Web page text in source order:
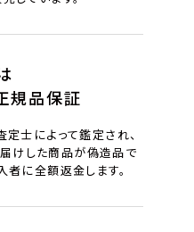
規品保証
士によって鑑定され、
けした商品が偽造品で
に全額返金します。